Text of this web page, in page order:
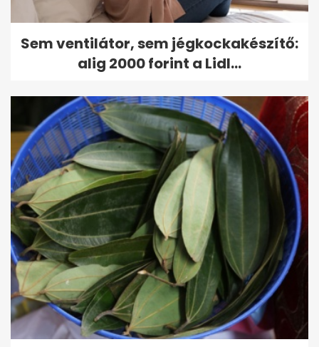
Sem ventilátor, sem jégkockakészítő:
alig 2000 forint a Lidl...